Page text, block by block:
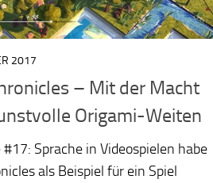
2017
– Mit der Macht
Origami-Weiten
Sprache in Videospielen habe
als Beispiel für ein Spiel